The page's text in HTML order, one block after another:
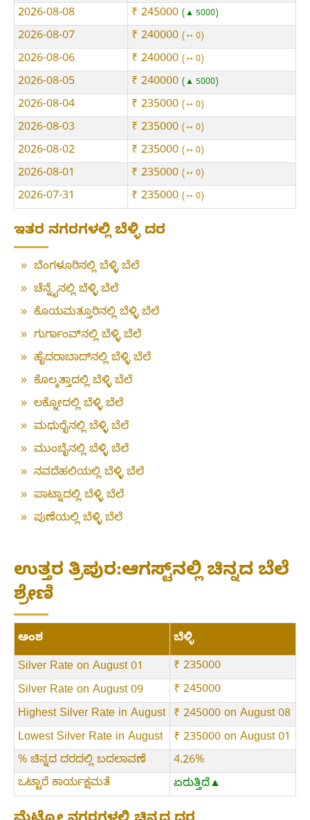
2026-08-08 ₹ 245000 ▲ 5000
2026-08-07 ₹ 240000 ⇿ 0
2026-08-06 ₹ 240000 ⇿ 0
2026-08-05 ₹ 240000 ▲ 5000
2026-08-04 ₹ 235000 ⇿ 0
2026-08-03 ₹ 235000 ⇿ 0
2026-08-02 ₹ 235000 ⇿ 0
2026-08-01 ₹ 235000 ⇿ 0
2026-07-31 ₹ 235000 ⇿ 0
ಇತರ ನಗರಗಳಲ್ಲಿ ಬೆಳ್ಳಿ ದರ
» ಬೆಂಗಳೂರಿನಲ್ಲಿ ಬೆಳ್ಳಿ ಬೆಲೆ
» ಚೆನ್ನೈನಲ್ಲಿ ಬೆಳ್ಳಿ ಬೆಲೆ
» ಕೊಯಮತ್ತೂರಿನಲ್ಲಿ ಬೆಳ್ಳಿ ಬೆಲೆ
» ಗುರ್ಗಾಂವ್‌ನಲ್ಲಿ ಬೆಳ್ಳಿ ಬೆಲೆ
» ಹೈದರಾಬಾದ್‌ನಲ್ಲಿ ಬೆಳ್ಳಿ ಬೆಲೆ
» ಕೊಲ್ಕತ್ತಾದಲ್ಲಿ ಬೆಳ್ಳಿ ಬೆಲೆ
» ಲಕ್ನೋದಲ್ಲಿ ಬೆಳ್ಳಿ ಬೆಲೆ
» ಮಧುರೈನಲ್ಲಿ ಬೆಳ್ಳಿ ಬೆಲೆ
» ಮುಂಬೈನಲ್ಲಿ ಬೆಳ್ಳಿ ಬೆಲೆ
» ನವದೆಹಲಿಯಲ್ಲಿ ಬೆಳ್ಳಿ ಬೆಲೆ
» ಪಾಟ್ನಾದಲ್ಲಿ ಬೆಳ್ಳಿ ಬೆಲೆ
» ಪುಣೆಯಲ್ಲಿ ಬೆಳ್ಳಿ ಬೆಲೆ
ಉತ್ತರ ತ್ರಿಪುರ:ಆಗಸ್ಟ್‌ನಲ್ಲಿ ಚಿನ್ನದ ಬೆಲೆ
ಶ್ರೇಣಿ
ಅಂಶ
ಬೆಳ್ಳಿ
Silver Rate on August 01
₹ 235000
Silver Rate on August 09
₹ 245000
Highest Silver Rate in August ₹ 245000 on August 08
Lowest Silver Rate in August
₹ 235000 on August 01
% ಚಿನ್ನದ ದರದಲ್ಲಿ ಬದಲಾವಣೆ
4.26%
ಒಟ್ಟಾರೆ ಕಾರ್ಯಕ್ಷಮತೆ
ಏರುತ್ತಿದೆ▲